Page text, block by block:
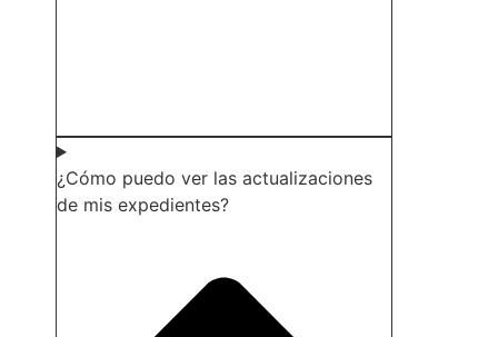
¿Cómo puedo ver las actualizaciones
de mis expedientes?